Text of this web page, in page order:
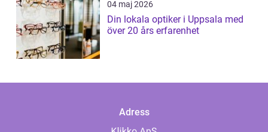
04 maj 2026
Din lokala optiker i Uppsala med
över 20 års erfarenhet
Adress